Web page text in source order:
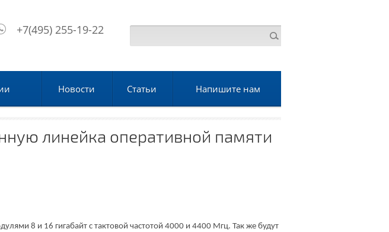
+7(495) 255-19-22
Новости Статьи Напишите нам
линейка оперативной памяти
8 и 16 гигабайт с тактовой частотой 4000 и 4400 Мгц. Так же будут